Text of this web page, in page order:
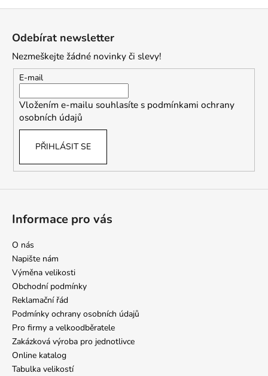
Odebírat newsletter
Nezmeškejte žádné novinky či slevy!
E-mail
Vložením e-mailu souhlasíte s podmínkami ochrany
osobních údajů
PŘIHLÁSIT SE
Informace pro vás
O nás
Napište nám
Výměna velikosti
Obchodní podmínky
Reklamační řád
Podmínky ochrany osobních údajů
Pro firmy a velkoodběratele
Zakázková výroba pro jednotlivce
Online katalog
Tabulka velikostí